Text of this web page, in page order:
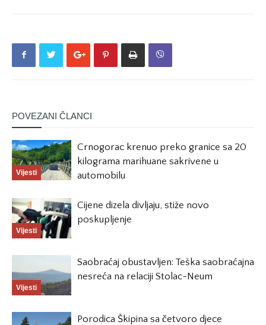
POVEZANI ČLANCI
Vijesti
Crnogorac krenuo preko granice sa 20
kilograma marihuane sakrivene u
automobilu
Vijesti
Cijene dizela divljaju, stiže novo
poskupljenje
Vijesti
Saobraćaj obustavljen: Teška saobraćajna
nesreća na relaciji Stolac-Neum
Porodica Škipina sa četvoro djece